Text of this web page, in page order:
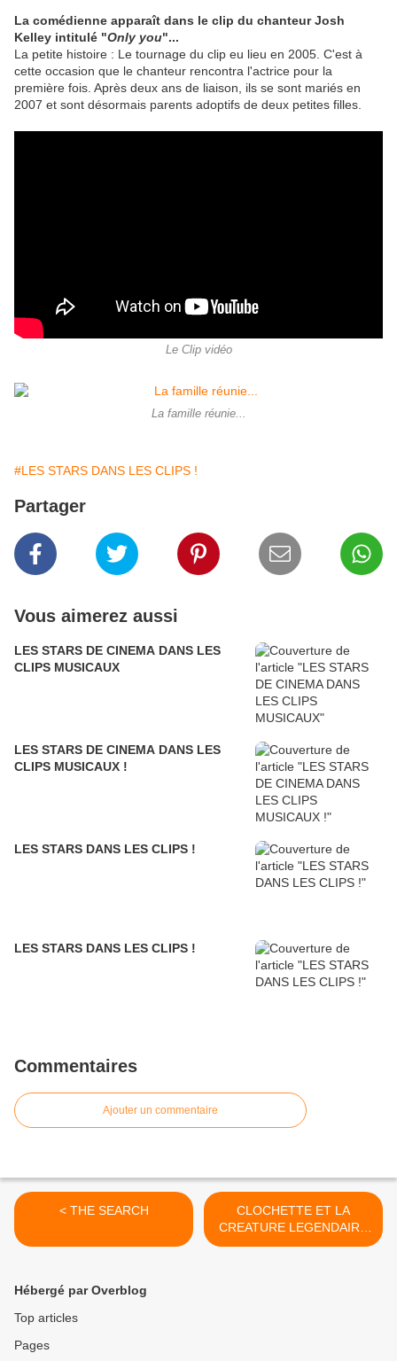
La comédienne apparaît dans le clip du chanteur Josh
Kelley intitulé "Only you"...
La petite histoire : Le tournage du clip eu lieu en 2005. C'est à
cette occasion que le chanteur rencontra l'actrice pour la
première fois. Après deux ans de liaison, ils se sont mariés en
2007 et sont désormais parents adoptifs de deux petites filles.
Le Clip vidéo
La famille réunie...
#LES STARS DANS LES CLIPS !
Partager
Vous aimerez aussi
LES STARS DE CINEMA DANS LES
CLIPS MUSICAUX
LES STARS DE CINEMA DANS LES
CLIPS MUSICAUX !
LES STARS DANS LES CLIPS !
LES STARS DANS LES CLIPS !
Commentaires
Ajouter un commentaire
< THE SEARCH
CLOCHETTE ET LA
CREATURE LEGENDAIRE
(Legend of the Neverbeast)
Hébergé par Overblog
Top articles
Pages